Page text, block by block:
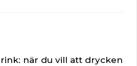
när du vill att drycken